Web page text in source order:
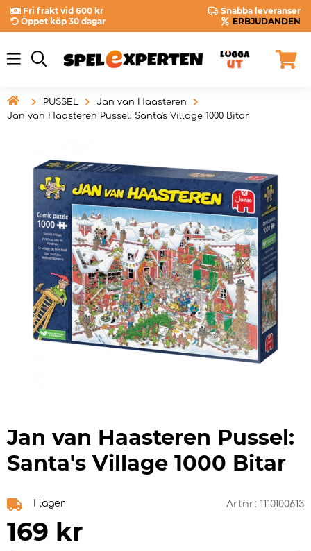
Fri frakt vid 600 kr
Snabba leveranser
Öppet köp 30 dagar
ERBJUDANDEN
 PUSSEL
Jan van Haasteren
Jan van Haasteren Pussel: Santa's Village 1000 Bitar
Jan van Haasteren Pussel:
Santa's Village 1000 Bitar
I lager Artnr: 1110100613
169 kr